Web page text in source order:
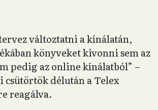
változtatni a kínálatán,
könyveket kivonni sem az
pedig az online kínálatból” –
csütörtök délután a Telex
reagálva.